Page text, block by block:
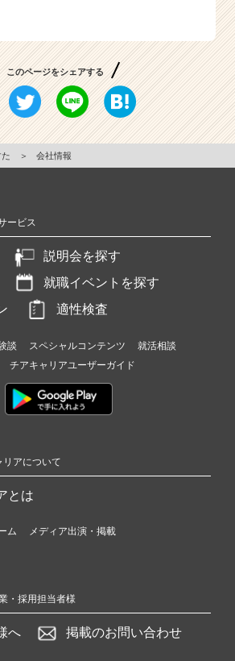
このページをシェアする
＞ 会社情報
ービス
説明会を探す
就職イベントを探す
適性検査
談 スペシャルコンテンツ
就活相談
チアキャリアユーザーガイド
リアについて
とは
ム
メディア出演・掲載
・採用担当者様
へ 掲載のお問い合わせ